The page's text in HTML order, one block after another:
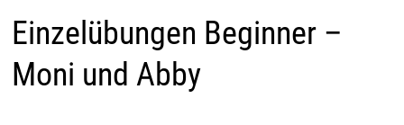
Einzelübungen Beginner –
Moni und Abby